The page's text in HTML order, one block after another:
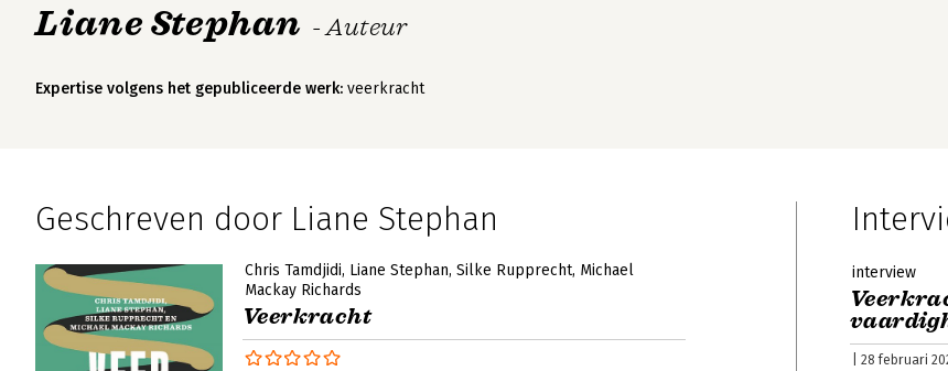
Liane Stephan - Auteur
Expertise volgens het gepubliceerde werk: veerkracht
Geschreven door Liane Stephan
Chris Tamdjidi Liane Stephan Silke Rupprecht Michael
Mackay Richards
Veerkracht
interview
| 28 februari